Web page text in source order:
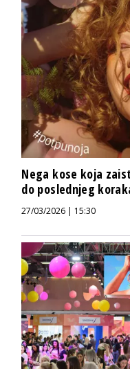
Nega kose koja
do poslednjeg
27/03/2026 | 15:30